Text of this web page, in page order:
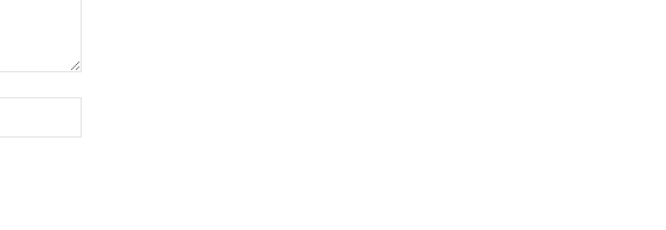
web: